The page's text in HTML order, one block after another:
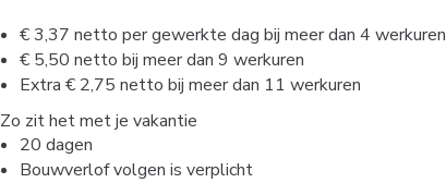
€ 3,37 netto per gewerkte dag bij meer dan 4 werkuren
€ 5,50 netto bij meer dan 9 werkuren
Extra € 2,75 netto bij meer dan 11 werkuren
Zo zit het met je vakantie
20 dagen
Bouwverlof volgen is verplicht